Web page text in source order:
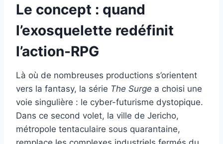
Le concept : quand
l’exosquelette redéfinit
l’action-RPG
Là où de nombreuses productions s’orientent
vers la fantasy, la série The Surge a choisi une
voie singulière : le cyber-futurisme dystopique.
Dans ce second volet, la ville de Jericho,
métropole tentaculaire sous quarantaine,